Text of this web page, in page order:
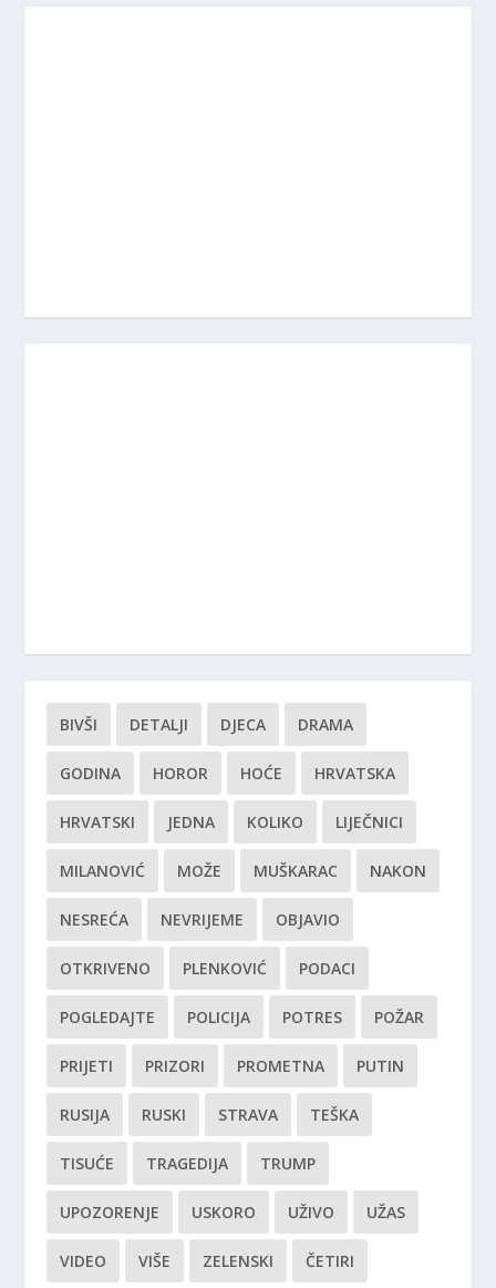
BIVŠI DETALJI DJECA DRAMA
GODINA HOROR HOĆE HRVATSKA
HRVATSKI JEDNA KOLIKO LIJEČNICI
MILANOVIĆ MOŽE MUŠKARAC NAKON
NESREĆA NEVRIJEME OBJAVIO
OTKRIVENO PLENKOVIĆ PODACI
POGLEDAJTE POLICIJA POTRES POŽAR
PRIJETI PRIZORI PROMETNA PUTIN
RUSIJA RUSKI STRAVA TEŠKA
TISUĆE TRAGEDIJA TRUMP
UPOZORENJE USKORO UŽIVO UŽAS
VIDEO VIŠE ZELENSKI ČETIRI